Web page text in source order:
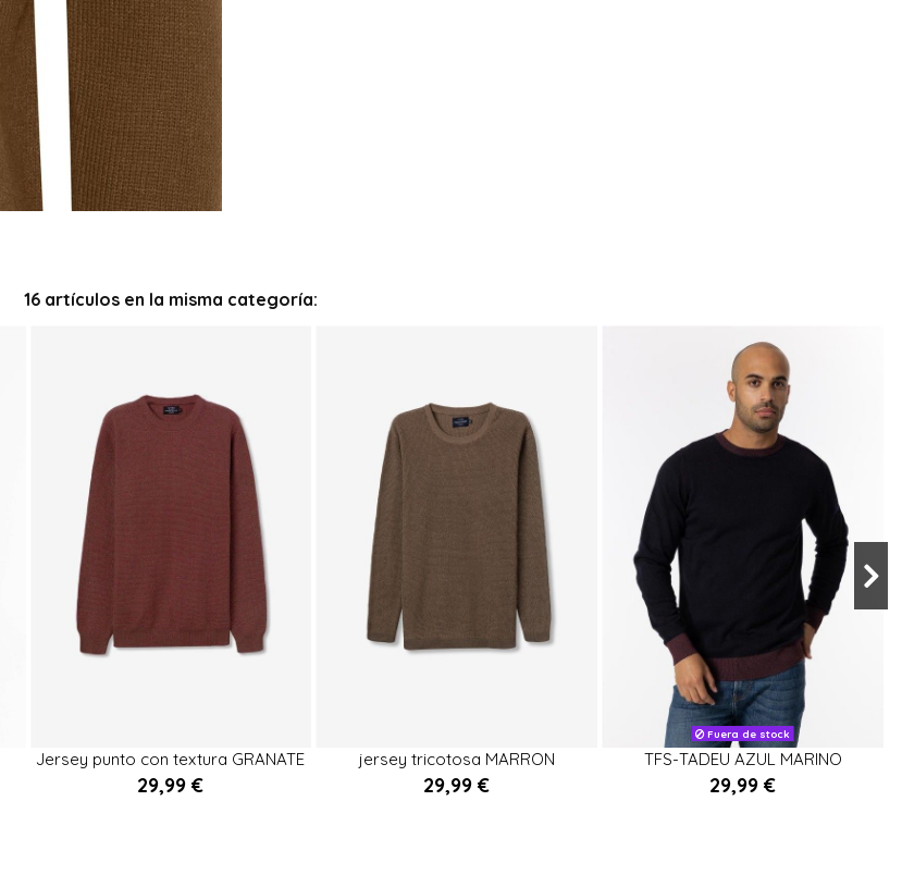
16 artículos en la misma categoría:
Jersey punto con textura GRANATE
29,99 €
Añadir al carrito
jersey tricotosa MARRON
29,99 €
Añadir al carrito
Fuera de stock
TFS-TADEU AZUL MARINO
29,99 €
 Fuera de stock